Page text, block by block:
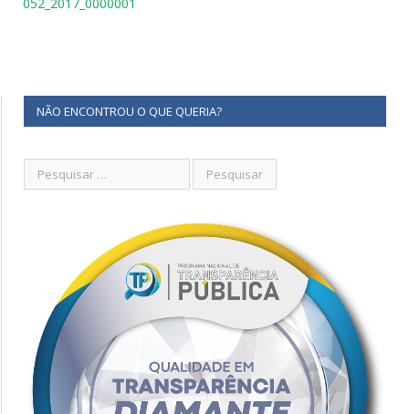
NÃO ENCONTROU O QUE QUERIA?